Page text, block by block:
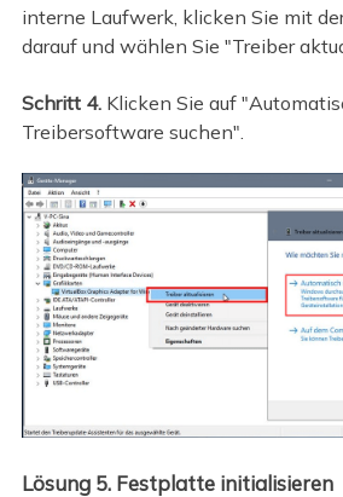
interne Laufwerk, klicken Sie mit
darauf und wählen Sie "Treiber
Schritt 4.Klicken Sie auf
Treibersoftware suchen".
Lösung 5. Festplatte initialisieren